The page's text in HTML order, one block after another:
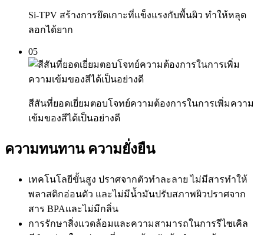
Si-TPV สร้างการยึดเกาะที่แข็งแรงกับพื้นผิว ทำให้หลุด
ลอกได้ยาก
05
สีสันที่ยอดเยี่ยมตอบโจทย์ความต้องการในการเพิ่มความ
เข้มของสีได้เป็นอย่างดี
ความทนทาน ความยั่งยืน
เทคโนโลยีขั้นสูง ปราศจากตัวทำละลาย ไม่มีสารทำให้
พลาสติกอ่อนตัว และไม่มีน้ำมันปรับสภาพผิวปราศจาก
สาร BPAและไม่มีกลิ่น
การรักษาสิ่งแวดล้อมและความสามารถในการรีไซเคิล